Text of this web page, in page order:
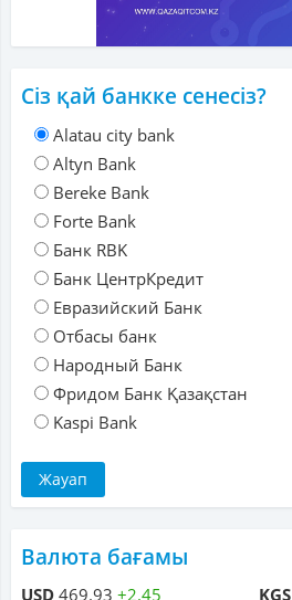
Сіз қай банкке сенесіз?
Alatau city bank
Altyn Bank
Bereke Bank
Forte Bank
Банк RBK
Банк ЦентрКредит
Евразийский Банк
Отбасы банк
Народный Банк
Фридом Банк Қазақстан
Kaspi Bank
Валюта бағамы
USD 469.93 +2.45 KGS